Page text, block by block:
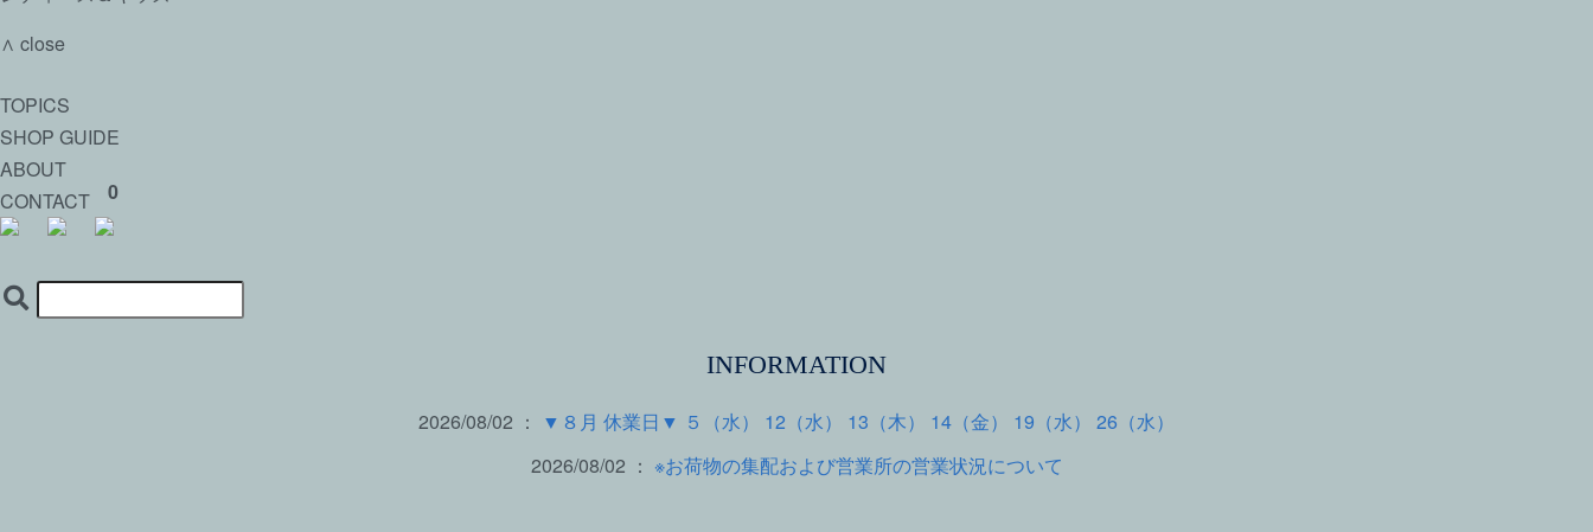
∧ close
TOPICS
SHOP GUIDE
ABOUT
CONTACT
0
INFORMATION
2026/08/02 ：
▼８月 休業日▼ ５（水） 12（水） 13（木） 14（金） 19（水） 26（水）
2026/08/02 ： ※お荷物の集配および営業所の営業状況について